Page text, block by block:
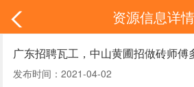
资源信息详情
广东招聘瓦工，中山黄圃招做砖师傅
发布时间：2021-04-02